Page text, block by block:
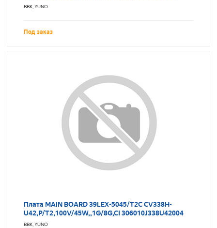
BBK, YUNO
Под заказ
Плата MAIN BOARD 39LEX-5045/T2C CV338H-
U42,P/T2,100V/45W,,1G/8G,CI 306010J338U42004
BBK, YUNO